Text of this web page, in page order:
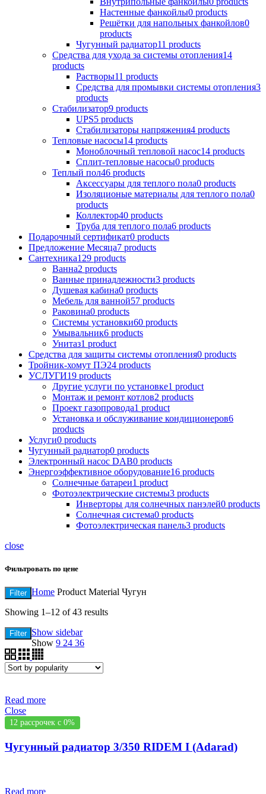
Настенные фанкойлы0 products
Решётки для напольных фанкойлов0
products
Чугунный радиатор11 products
Средства для ухода за системы отопления14
products
Растворы11 products
Средства для промывки системы отопления3
products
Стабилизатор9 products
UPS5 products
Стабилизаторы напряжения4 products
Тепловые насосы14 products
Моноблочный тепловой насос14 products
Сплит-тепловые насосы0 products
Теплый пол46 products
Аксессуары для теплого пола0 products
Изоляционые материалы для теплого пола0
products
Коллектор40 products
Труба для теплого пола6 products
Подарочный сертификат0 products
Предложение Месяца7 products
Сантехника129 products
Ванна2 products
Ванные принадлежности3 products
Душевая кабина0 products
Мебель для ванной57 products
Раковина0 products
Системы установки60 products
Умывальник6 products
Унитаз1 product
Средства для защиты системы отопления0 products
Тройник-хомут ПЭ24 products
УСЛУГИ19 products
Другие услуги по установке1 product
Монтаж и ремонт котлов2 products
Проект газопровода1 product
Установка и обслуживание кондиционеров6
products
Услуги0 products
Чугунный радиатор0 products
Электронный насос DAB0 products
Энергоэффективное оборудование16 products
Солнечные батареи1 product
Фотоэлектрические системы3 products
Инверторы для солнечных панэлей0 products
Солнечная система0 products
Фотоэлектрическая панель3 products
close
Фильтровать по цене
Filter Home Product Material Чугун
Showing 1–12 of 43 results
Filter Show sidebar
Show 9 24 36
Read more
Close
12 рассрочек с 0%
Чугунный радиатор 3/350 RIDEM I (Adarad)
Read more